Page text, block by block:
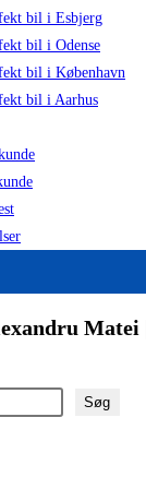
bil i Esbjerg
bil i Odense
bil i København
bil i Aarhus
Søg